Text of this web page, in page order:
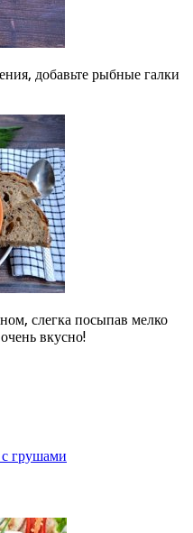
добавьте рыбные галки
слегка посыпав мелко
вкусно!
грушами